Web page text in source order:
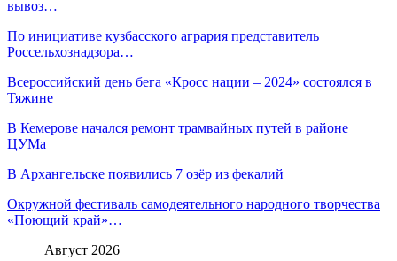
вывоз…
По инициативе кузбасского агрария представитель
Россельхознадзора…
Всероссийский день бега «Кросс нации – 2024» состоялся в
Тяжине
В Кемерове начался ремонт трамвайных путей в районе
ЦУМа
В Архангельске появились 7 озёр из фекалий
Окружной фестиваль самодеятельного народного творчества
«Поющий край»…
Август 2026